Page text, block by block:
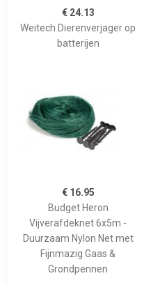
€ 24.13
Weitech Dierenverjager op
batterijen
€ 16.95
Budget Heron
Vijverafdeknet 6x5m -
Duurzaam Nylon Net met
Fijnmazig Gaas &
Grondpennen